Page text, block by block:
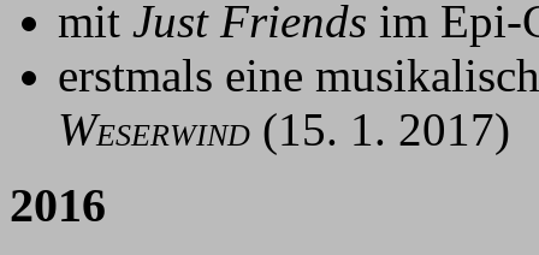
mit Just Friends im Epi-
erstmals eine
WESERWIND (15. 1. 2017)
2016